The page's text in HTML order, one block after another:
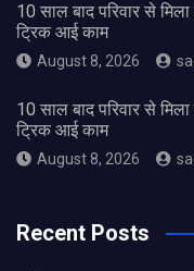
10 साल बाद परिवार से
ट्रिक आई काम
August 8, 2026
10 साल बाद परिवार से
ट्रिक आई काम
August 8, 2026
Recent Posts